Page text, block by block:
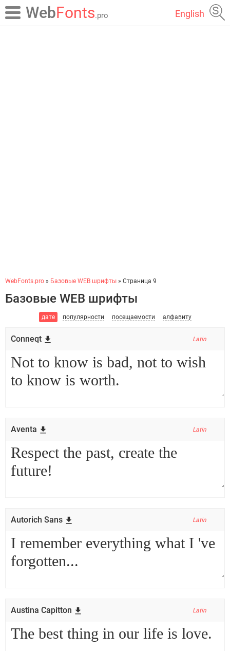
WebFonts.pro English
WebFonts.pro » Базовые WEB шрифты » Страница 9
Базовые WEB шрифты
дате популярности посещаемости алфавиту
Conneqt Latin
Aventa Latin
Autorich Sans Latin
Austina Capitton Latin